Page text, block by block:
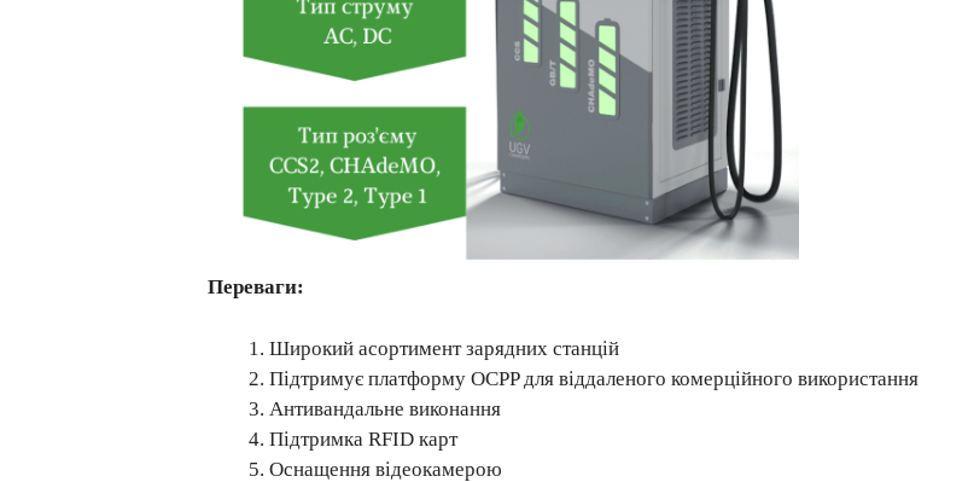
Переваги:
Широкий асортимент зарядних станцій
Підтримує платформу OCPP для віддаленого комерційного використання
Антивандальне виконання
Підтримка RFID карт
Оснащення відеокамерою